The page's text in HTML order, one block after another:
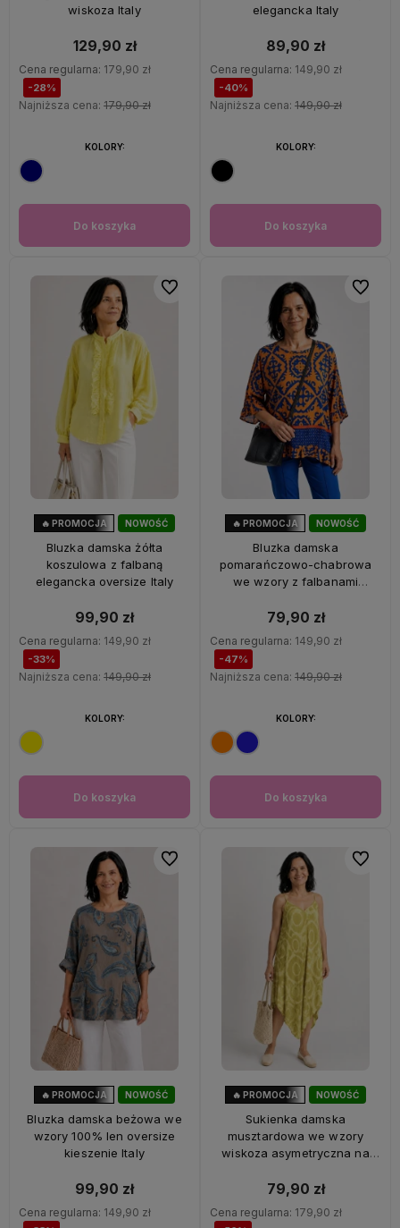
wiskoza Italy
129,90 zł
Cena regularna: 179,90 zł
-28%
Najniższa cena: 179,90 zł
Do koszyka
KOLORY:
elegancka Italy
89,90 zł
Cena regularna: 149,90 zł
-40%
Najniższa cena: 149,90 zł
Do koszyka
KOLORY:
NOWOŚĆ
OKAZJA
🔥 PROMOCJA
Bluzka damska żółta
koszulowa z falbaną
elegancka oversize Italy
99,90 zł
Cena regularna: 149,90 zł
-33%
Najniższa cena: 149,90 zł
Do koszyka
KOLORY:
Do ulubionych
NOWOŚĆ
🔥 PROMOCJA
Bluzka damska
pomarańczowo-chabrowa
we wzory z falbanami
79,90 zł
Cena regularna: 149,90 zł
-47%
Najniższa cena: 149,90 zł
Do koszyka
KOLORY:
Do
NOWOŚĆ
OKAZJA
🔥 PROMOCJA
Bluzka damska beżowa we
wzory 100% len oversize
kieszenie Italy
99,90 zł
Cena regularna: 149,90 zł
Do ulubionych
NOWOŚĆ
🔥 PROMOCJA
Sukienka damska
musztardowa we wzory
wiskoza asymetryczna na
79,90 zł
Cena regularna: 179,90 zł
Do